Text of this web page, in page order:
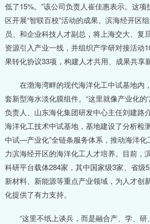
低了15%。”该公司负责人崔佳惠表示。这
区开展“智联百校”活动的成果。滨海经开区
员、和企业科技人才副总，将上海交大、复
资源引入产业一线，并组织产学研对接活动
果转化协议33项，构建人才共用、成果共享
在渤海湾畔的现代海洋化工中试基地内
套新型海水淡化膜组件。“这里就像产业化的
负责人、山东海化集团研发中心主任刘建路
海洋化工技术中试基地，基地建设了分析检
中试—产业化”全链条服务体系，推动海洋化
力滨海经开区的海洋化工人才培养。目前，
科研平台载体284家，其中国家级3家、省级
新材料、新能源等重点产业领域，为人才创
化提供了有力支持。
“这里不纸上谈兵，而是融合产、学、研